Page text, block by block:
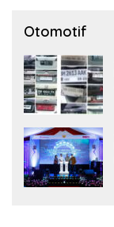
Otomotif